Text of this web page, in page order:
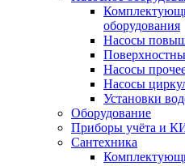
оборудования
Насосы
Насосы
Насосы
Установки
Оборудование
Приборы учёта и
Сантехника